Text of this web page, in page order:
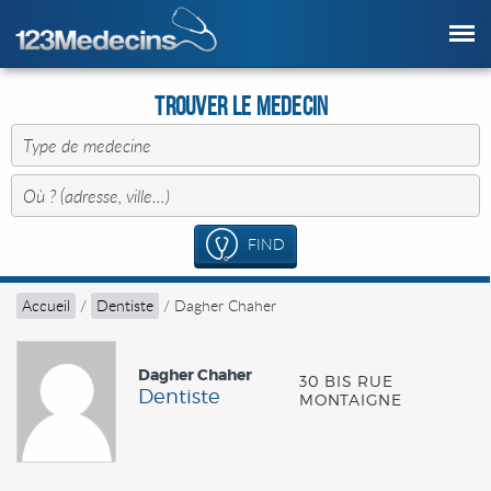
Trouver le Medecin
FIND
Accueil / Dentiste / Dagher Chaher
Dagher Chaher
Dentiste
30 BIS RUE
MONTAIGNE